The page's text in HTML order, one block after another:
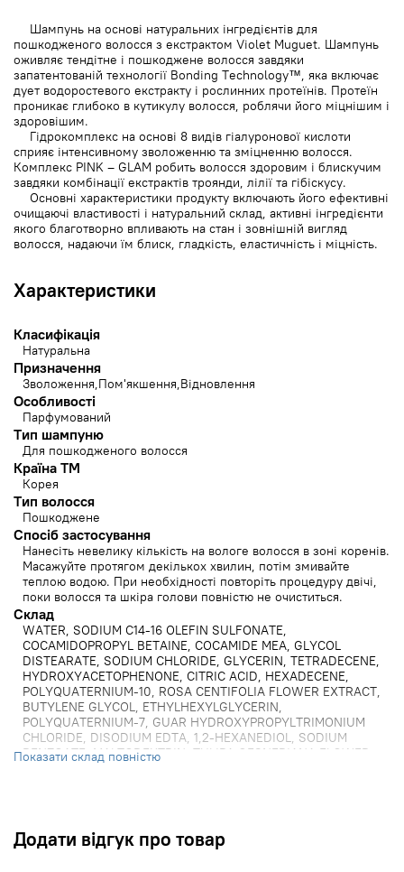
Шампунь на основі натуральних інгредієнтів для
пошкодженого волосся з екстрактом Violet Muguet. Шампунь
оживляє тендітне і пошкоджене волосся завдяки
запатентованій технології Bonding Technology™, яка включає
дует водоростевого екстракту і рослинних протеїнів. Протеїн
проникає глибоко в кутикулу волосся, роблячи його міцнішим і
здоровішим.
Гідрокомплекс на основі 8 видів гіалуронової кислоти
сприяє інтенсивному зволоженню та зміцненню волосся.
Комплекс PINK – GLAM робить волосся здоровим і блискучим
завдяки комбінації екстрактів троянди, лілії та гібіскусу.
Основні характеристики продукту включають його ефективні
очищаючі властивості і натуральний склад, активні інгредієнти
якого благотворно впливають на стан і зовнішній вигляд
волосся, надаючи їм блиск, гладкість, еластичність і міцність.
Характеристики
Класифікація
Натуральна
Призначення
Зволоження Пом'якшення Відновлення
Особливості
Парфумований
Тип шампуню
Для пошкодженого волосся
Країна ТМ
Корея
Тип волосся
Пошкоджене
Спосіб застосування
Нанесіть невелику кількість на вологе волосся в зоні коренів.
Масажуйте протягом декількох хвилин, потім змивайте
теплою водою. При необхідності повторіть процедуру двічі,
поки волосся та шкіра голови повністю не очиститься.
Cклад
WATER, SODIUM C14-16 OLEFIN SULFONATE,
COCAMIDOPROPYL BETAINE, COCAMIDE MEA, GLYCOL
DISTEARATE, SODIUM CHLORIDE, GLYCERIN, TETRADECENE,
HYDROXYACETOPHENONE, CITRIC ACID, HEXADECENE,
POLYQUATERNIUM-10, ROSA CENTIFOLIA FLOWER EXTRACT,
BUTYLENE GLYCOL, ETHYLHEXYLGLYCERIN,
POLYQUATERNIUM-7, GUAR HYDROXYPROPYLTRIMONIUM
CHLORIDE, DISODIUM EDTA, 1,2-HEXANEDIOL, SODIUM
BENZOATE, MALTODEXTRIN, TULIPA GESNERIANA FLOWER
EXTRACT, HIBISCUS SABDARIFFA FLOWER EXTRACT,
GLYCOL, ASPARTIC ACID, LEUCINE, HYDROLYZED
GLYCOSAMINOGLYCANS, SODIUM HYALURONATE, ALANINE,
Показати склад повністю
Додати відгук про товар